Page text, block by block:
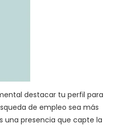
destacar tu perfil para
de empleo sea más
una presencia que capte la